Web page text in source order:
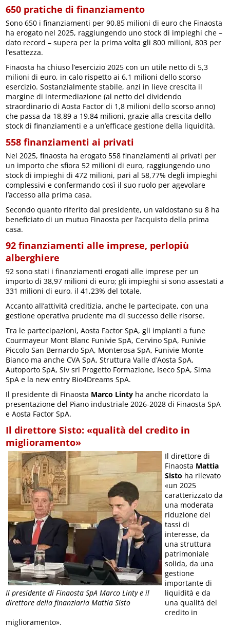
650 pratiche di finanziamento
Sono 650 i finanziamenti per 90.85 milioni di euro che Finaosta
ha erogato nel 2025, raggiungendo uno stock di impieghi che –
dato record – supera per la prima volta gli 800 milioni, 803 per
l’esattezza.
Finaosta ha chiuso l’esercizio 2025 con un utile netto di 5,3
milioni di euro, in calo rispetto ai 6,1 milioni dello scorso
esercizio. Sostanzialmente stabile, anzi in lieve crescita il
margine di intermediazione (al netto del dividendo
straordinario di Aosta Factor di 1,8 milioni dello scorso anno)
che passa da 18,89 a 19.84 milioni, grazie alla crescita dello
stock di finanziamenti e a un’efficace gestione della liquidità.
558 finanziamenti ai privati
Nel 2025, finaosta ha erogato 558 finanziamenti ai privati per
un importo che sfiora 52 milioni di euro, raggiungendo uno
stock di impieghi di 472 milioni, pari al 58,77% degli impieghi
complessivi e confermando così il suo ruolo per agevolare
l’accesso alla prima casa.
Secondo quanto riferito dal presidente, un valdostano su 8 ha
beneficiato di un mutuo Finaosta per l’acquisto della prima
casa.
92 finanziamenti alle imprese, perlopiù
alberghiere
92 sono stati i finanziamenti erogati alle imprese per un
importo di 38,97 milioni di euro; gli impieghi si sono assestati a
331 milioni di euro, il 41,23% del totale.
Accanto all’attività creditizia, anche le partecipate, con una
gestione operativa prudente ma di successo delle risorse.
Tra le partecipazioni, Aosta Factor SpA, gli impianti a fune
Courmayeur Mont Blanc Funivie SpA, Cervino SpA, Funivie
Piccolo San Bernardo SpA, Monterosa SpA, Funivie Monte
Bianco ma anche CVA SpA, Struttura Valle d’Aosta SpA,
Autoporto SpA, Siv srl Progetto Formazione, Iseco SpA, Sima
SpA e la new entry Bio4Dreams SpA.
Il presidente di Finaosta Marco Linty ha anche ricordato la
presentazione del Piano industriale 2026-2028 di Finaosta SpA
e Aosta Factor SpA.
Il direttore Sisto: «qualità del credito in
miglioramento»
Il presidente di Finaosta SpA Marco Linty e il
direttore della finanziaria Mattia Sisto
Il direttore di
Finaosta Mattia
Sisto ha rilevato
«un 2025
caratterizzato da
una moderata
riduzione dei
tassi di
interesse, da
una struttura
patrimoniale
solida, da una
gestione
importante di
liquidità e da
una qualità del
credito in
miglioramento».